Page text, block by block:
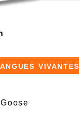
vivantes